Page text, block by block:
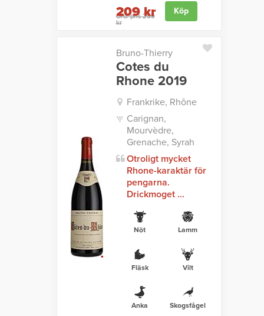
Ord. pris 259
kr
209 kr Köp
Bruno-Thierry
Cotes du
Rhone 2019
Frankrike, Rhône
Carignan,
Mourvèdre,
Grenache, Syrah
Otroligt mycket
Rhone-karaktär för
pengarna.
Drickmoget ...
Nöt Lamm
Fläsk Vilt
Anka Skogsfågel